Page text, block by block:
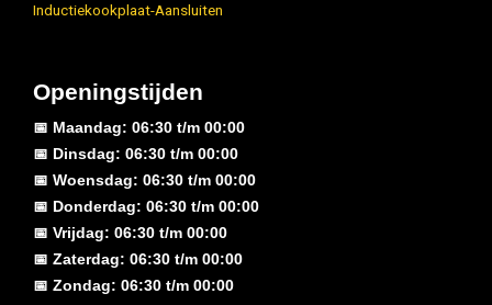
Inductiekookplaat-Aansluiten
Openingstijden
📅 Maandag: 06:30 t/m 00:00
📅 Dinsdag: 06:30 t/m 00:00
📅 Woensdag: 06:30 t/m 00:00
📅 Donderdag: 06:30 t/m 00:00
📅 Vrijdag: 06:30 t/m 00:00
📅 Zaterdag: 06:30 t/m 00:00
📅 Zondag: 06:30 t/m 00:00